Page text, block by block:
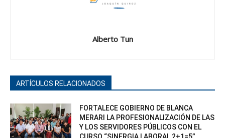
Alberto Tun
ARTÍCULOS RELACIONADOS
FORTALECE GOBIERNO DE BLANCA
MERARI LA PROFESIONALIZACIÓN DE LAS
Y LOS SERVIDORES PÚBLICOS CON EL